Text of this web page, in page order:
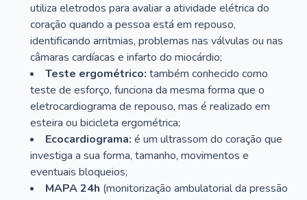
utiliza eletrodos para avaliar a atividade elétrica do
coração quando a pessoa está em repouso,
identificando arritmias, problemas nas válvulas ou nas
câmaras cardíacas e infarto do miocárdio;
Teste ergométrico: também conhecido como
teste de esforço, funciona da mesma forma que o
eletrocardiograma de repouso, mas é realizado em
esteira ou bicicleta ergométrica;
Ecocardiograma: é um ultrassom do coração que
investiga a sua forma, tamanho, movimentos e
eventuais bloqueios;
MAPA 24h (monitorização ambulatorial da pressão